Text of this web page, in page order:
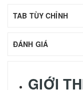
TAB TÙY CHỈNH
ĐÁNH GIÁ
GIỚI